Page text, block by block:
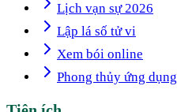
Lịch vạn sự 2026
Lập lá số tử vi
Xem bói online
Phong thủy ứng dụng